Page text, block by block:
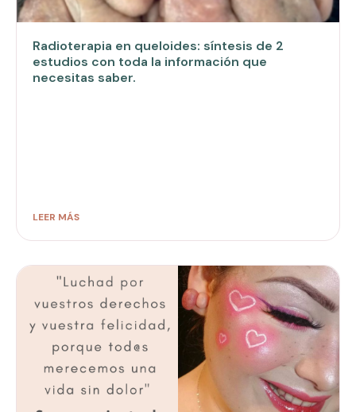
Radioterapia en queloides: síntesis de 2
estudios con toda la información que
necesitas saber.
LEER MÁS